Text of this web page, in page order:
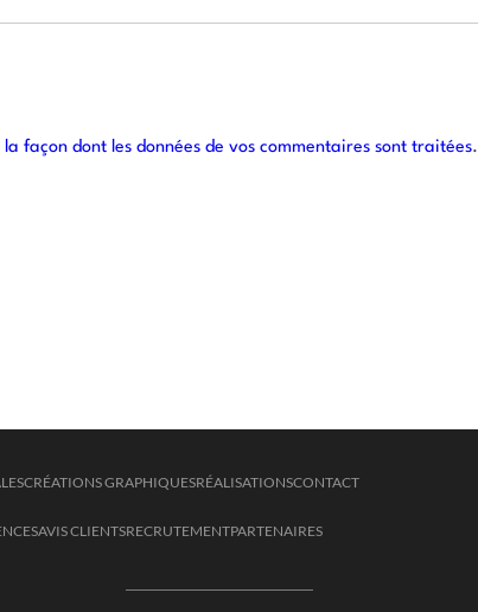
la façon dont les données de vos commentaires sont traitées.
CRÉATIONS GRAPHIQUESRÉALISATIONSCONTACT
AVIS CLIENTSRECRUTEMENTPARTENAIRES